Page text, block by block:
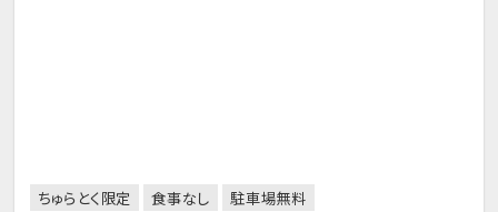
ちゅらとく限定 食事なし 駐車場無料